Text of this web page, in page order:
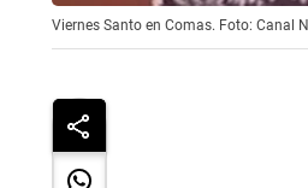
Viernes Santo en Comas. Foto: Canal N